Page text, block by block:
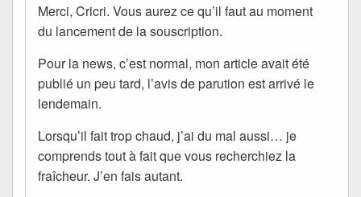
Merci, Cricri. Vous aurez ce qu’il faut au moment
du lancement de la souscription.
Pour la news, c’est normal, mon article avait été
publié un peu tard, l’avis de parution est arrivé le
lendemain.
Lorsqu’il fait trop chaud, j’ai du mal aussi… je
comprends tout à fait que vous recherchiez la
fraîcheur. J’en fais autant.